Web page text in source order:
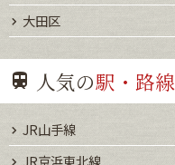
大田区
人気の駅・路線
JR山手線
JR京浜東北線